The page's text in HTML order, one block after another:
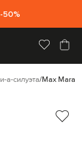
50%
а-силуэта Max Mara